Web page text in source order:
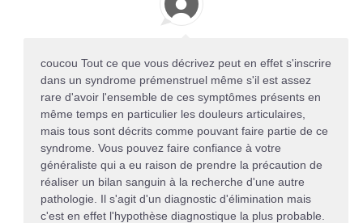
coucou Tout ce que vous décrivez peut en effet s'inscrire
dans un syndrome prémenstruel même s'il est assez
rare d'avoir l'ensemble de ces symptômes présents en
même temps en particulier les douleurs articulaires,
mais tous sont décrits comme pouvant faire partie de ce
syndrome. Vous pouvez faire confiance à votre
généraliste qui a eu raison de prendre la précaution de
réaliser un bilan sanguin à la recherche d'une autre
pathologie. Il s'agit d'un diagnostic d'élimination mais
c'est en effet l'hypothèse diagnostique la plus probable.